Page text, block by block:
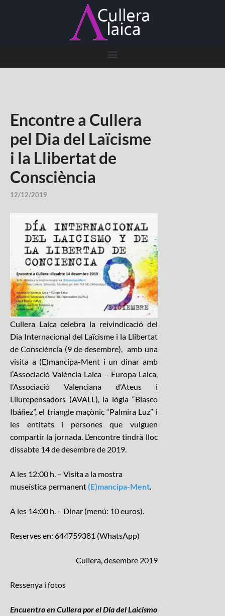
Encontre a Cullera
pel Dia del Laïcisme
i la Llibertat de
Consciència
12/12/2019
Cullera Laica celebra la reivindicació del
Dia Internacional del Laïcisme i la Llibertat
de Consciència (9 de desembre), amb una
visita a (E)mancipa-Ment i un dinar amb
l’Associació València Laica – Europa Laica,
l’Associació Valenciana d’Ateus i
Lliurepensadors (AVALL), la lògia “Blasco
Ibáñez”, el triangle maçònic “Palmira Luz” i
les entitats i persones que vulguen
compartir la jornada. L’encontre tindrà lloc
dissabte 14 de desembre de 2019.
A les 12:00 h. – Visita a la mostra
museística permanent (E)mancipa-Ment
A les 14:00 h. – Dinar (menú: 10 euros).
Reserves en: 644759381 (WhatsApp)
Cullera, desembre 2019
Ressenya i fotos
Encuentro en Cullera por el Día del Laicismo